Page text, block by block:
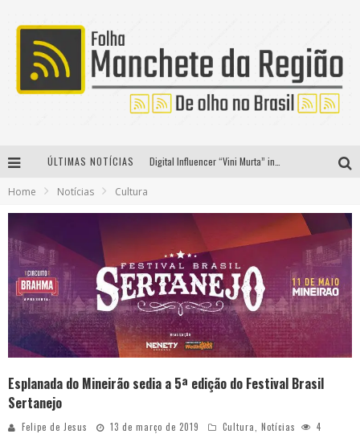
ÚLTIMAS NOTÍCIAS
Home Notícias Cultura
Esplanada do Mineirão sedia a 5ª edição do Festival Brasil
Sertanejo
Felipe de Jesus 13 de março de 2019 Cultura Notícias 4